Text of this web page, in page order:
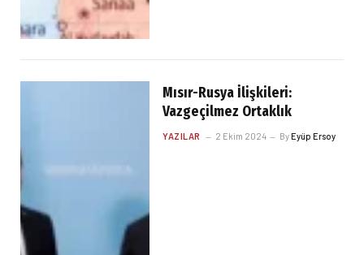
Mısır-Rusya İlişkileri:
Vazgeçilmez Ortaklık
YAZILAR 2 Ekim 2024 ByEyüp Ersoy